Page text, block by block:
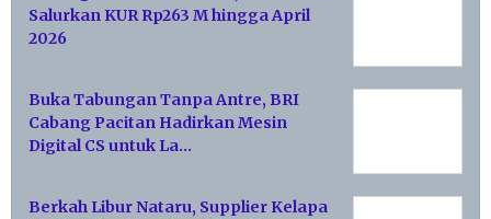
Salurkan KUR Rp263 M hingga April
2026
Buka Tabungan Tanpa Antre, BRI
Cabang Pacitan Hadirkan Mesin
Digital CS untuk La…
Berkah Libur Nataru, Supplier Kelapa